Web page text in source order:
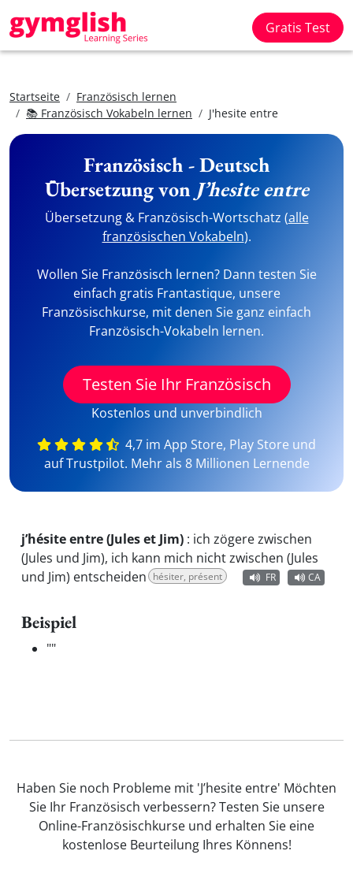
Gratis Test
Startseite
Französisch lernen
📚 Französisch Vokabeln lernen
J'hesite entre
Französisch - Deutsch
Übersetzung von J’hesite entre
Übersetzung & Französisch-Wortschatz (alle
französischen Vokabeln).
Wollen Sie Französisch lernen? Dann testen Sie
einfach gratis Frantastique, unsere
Französischkurse, mit denen Sie ganz einfach
Französisch-Vokabeln lernen.
Testen Sie Ihr Französisch
Kostenlos und unverbindlich
4,7 im App Store, Play Store und
auf Trustpilot. Mehr als 8 Millionen Lernende
j’hésite entre (Jules et Jim) : ich zögere zwischen
(Jules und Jim), ich kann mich nicht zwischen (Jules
und Jim) entscheiden hésiter, présent FR CA
Beispiel
""
Haben Sie noch Probleme mit 'J’hesite entre' Möchten
Sie Ihr Französisch verbessern? Testen Sie unsere
Online-Französischkurse und erhalten Sie eine
kostenlose Beurteilung Ihres Könnens!